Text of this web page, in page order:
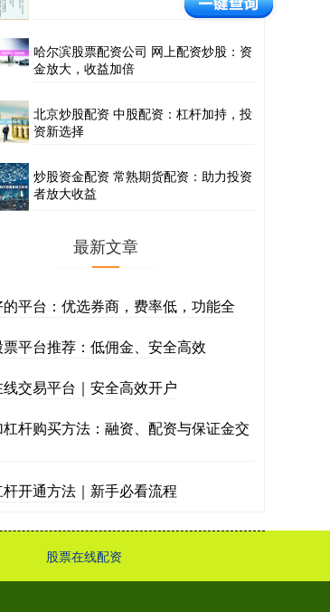
哈尔滨股票配资公司 网上配资炒股：资
金放大，收益加倍
北京炒股配资 中股配资：杠杆加持，投
资新选择
炒股资金配资 常熟期货配资：助力投资
者放大收益
最新文章
平台：优选券商，费率低，功能全
平台推荐：低佣金、安全高效
交易平台｜安全高效开户
杆购买方法：融资、配资与保证金交
开通方法｜新手必看流程
股票在线配资